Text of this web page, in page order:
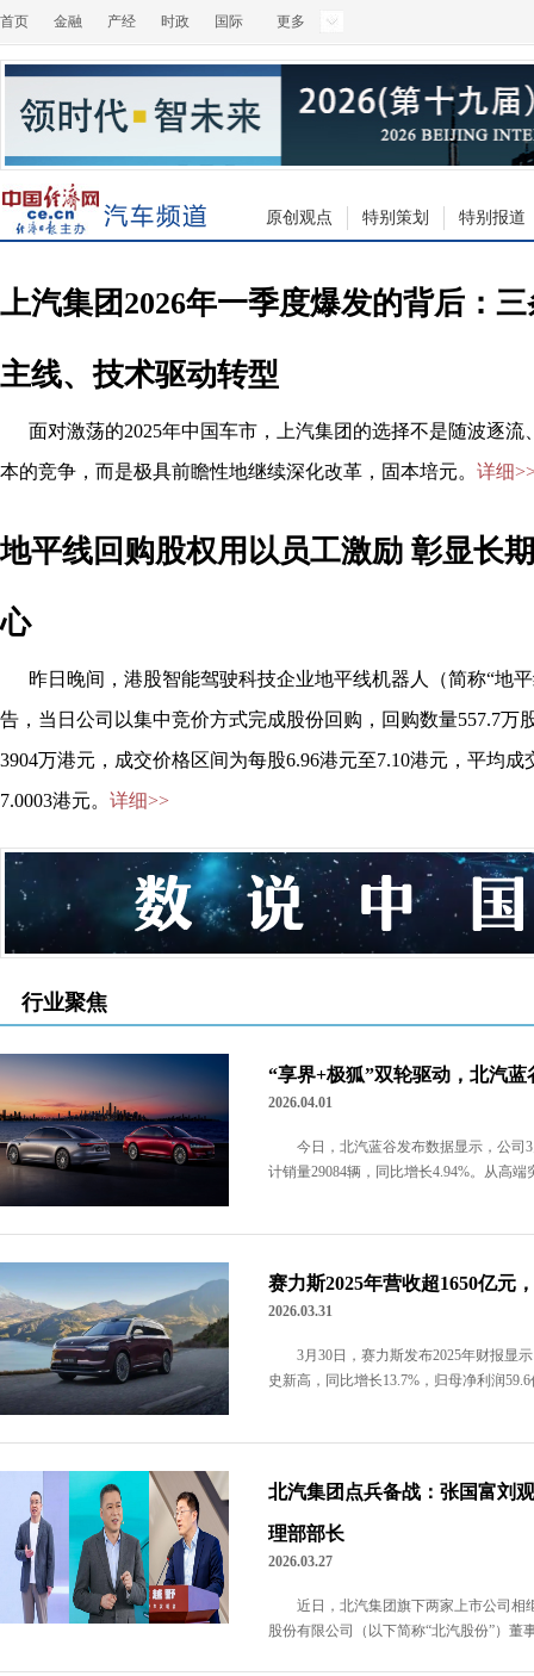
首页 金融 产经 时政 国际 更多
特别报道
特别策划
原创观点
上汽集团2026年一季度爆发的背后：
主线、技术驱动转型
面对激荡的2025年中国车市，上汽集团的选择不是随波逐流
本的竞争，而是极具前瞻性地继续深化改革，固本培元。 详细
地平线回购股权用以员工激励 彰显长
心
昨日晚间，港股智能驾驶科技企业地平线机器人（简称“地
告，当日公司以集中竞价方式完成股份回购，回购数量557.7万
3904万港元，成交价格区间为每股6.96港元至7.10港元，平均成
7.0003港元。 详细>>
行业聚焦
“享界+极狐”双轮驱动，北汽
2026.04.01
今日，北汽蓝谷发布数据显示，公司
计销量29084辆，同比增长4.94%。从高
赛力斯2025年营收超1650亿元
2026.03.31
3月30日，赛力斯发布2025年财报显
史新高，同比增长13.7%，归母净利润
北汽集团点兵备战：张国富刘
理部部长
2026.03.27
近日，北汽集团旗下两家上市公司相
股份有限公司（以下简称“北汽股份”）董